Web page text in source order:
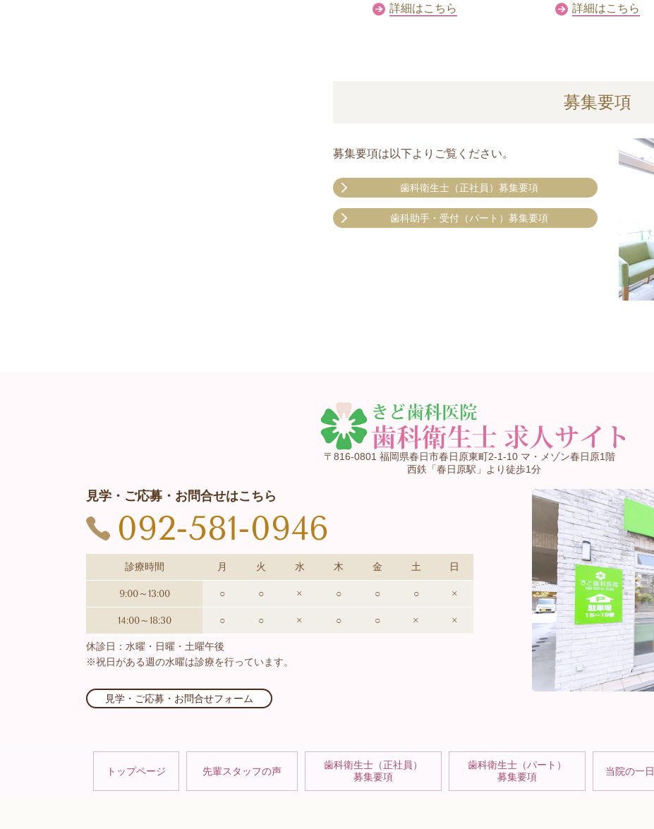
詳細はこちら 詳細はこちら
募集要項
募集要項は以下よりご覧ください。
歯科衛生士（正社員）募集要項
歯科助手・受付（パート）募集要項
〒816-0801 福岡県春日市春日原東町2-1-10 マ・メゾン春日原1階
西鉄「春日原駅」より徒歩1分
見学・ご応募・お問合せはこちら
092-581-0946
診療時間 月 火 水 木 金 土 日
9:00～13:00 ○ ○ × ○ ○ ○ ×
14:00～18:30 ○ ○ × ○ ○ × ×
休診日：水曜・日曜・土曜午後
※祝日がある週の水曜は診療を行っています。
見学・ご応募・お問合せフォーム
トップページ 先輩スタッフの声
歯科衛生士（正社員）
募集要項
歯科衛生士（パート）
募集要項
当院の一日